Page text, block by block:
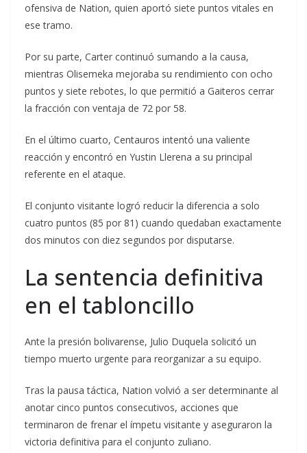
ofensiva de Nation, quien aportó siete puntos vitales en
ese tramo.
Por su parte, Carter continuó sumando a la causa,
mientras Olisemeka mejoraba su rendimiento con ocho
puntos y siete rebotes, lo que permitió a Gaiteros cerrar
la fracción con ventaja de 72 por 58.
En el último cuarto, Centauros intentó una valiente
reacción y encontró en Yustin Llerena a su principal
referente en el ataque.
El conjunto visitante logró reducir la diferencia a solo
cuatro puntos (85 por 81) cuando quedaban exactamente
dos minutos con diez segundos por disputarse.
La sentencia definitiva
en el tabloncillo
Ante la presión bolivarense, Julio Duquela solicitó un
tiempo muerto urgente para reorganizar a su equipo.
Tras la pausa táctica, Nation volvió a ser determinante al
anotar cinco puntos consecutivos, acciones que
terminaron de frenar el ímpetu visitante y aseguraron la
victoria definitiva para el conjunto zuliano.